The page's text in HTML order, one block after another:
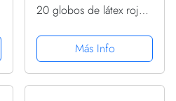
20 globos de látex rojo,
de fiesta para boda,
graduación,
compromiso, baby
Más Info